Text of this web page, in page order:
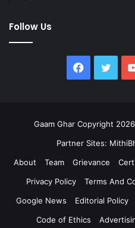
Follow Us
Facebook
Gaam Ghar Copyright
Partner Sites:
About
Team Grievance
Privacy Policy
Terms And
Google News
Editorial Policy
Code of Ethics